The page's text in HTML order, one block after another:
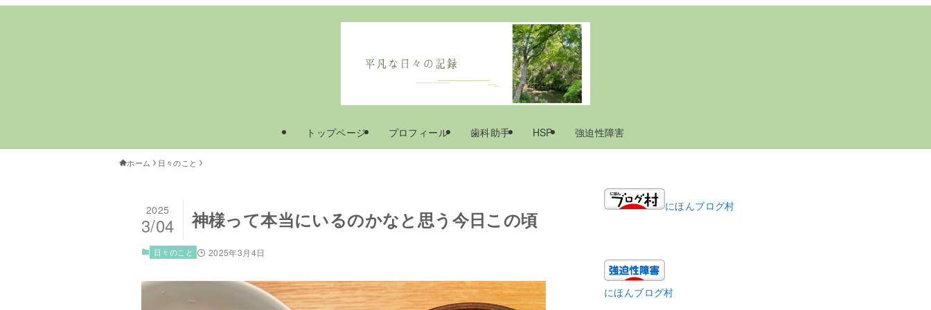
トップページ プロフィール 歯科助手 HSP 強迫性障害
ホーム 日々のこと
神様って本当にいるのかなと思う今日この頃
2025
3/04
日々のこと 2025年3月4日
にほんブログ村
にほんブログ村